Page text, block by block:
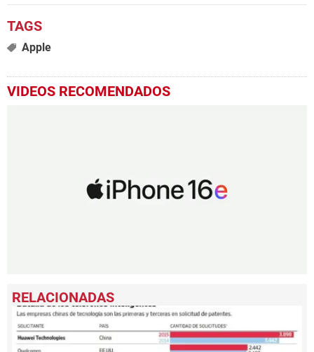
Apple
VIDEOS RECOMENDADOS
seconds
of
minute,
46
seconds